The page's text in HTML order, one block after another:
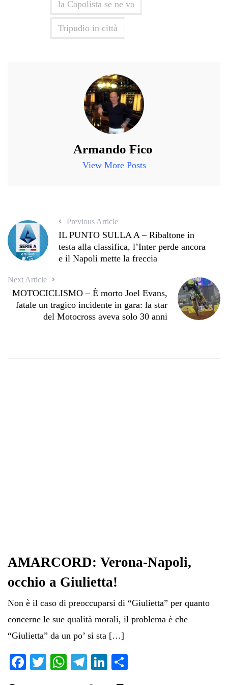
la Capolista se ne va
Tripudio in città
Armando Fico
View More Posts
Previous Article
IL PUNTO SULLA A – Ribaltone in
testa alla classifica, l’Inter perde ancora
e il Napoli mette la freccia
Next Article
MOTOCICLISMO – È morto Joel Evans,
fatale un tragico incidente in gara: la star
del Motocross aveva solo 30 anni
AMARCORD: Verona-Napoli,
occhio a Giulietta!
Non è il caso di preoccuparsi di “Giulietta” per quanto
concerne le sue qualità morali, il problema è che
“Giulietta” da un po’ si sta […]
Fa T
W
Te
Li